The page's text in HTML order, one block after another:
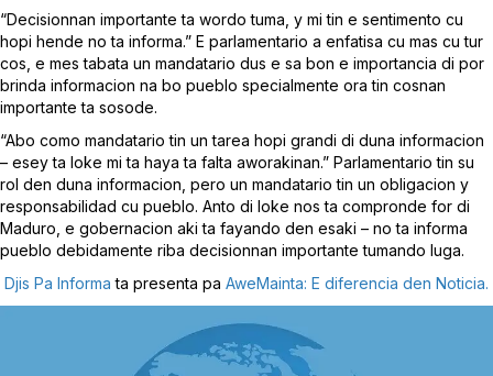
“Decisionnan importante ta wordo tuma, y mi tin e sentimento cu
hopi hende no ta informa.” E parlamentario a enfatisa cu mas cu tur
cos, e mes tabata un mandatario dus e sa bon e importancia di por
brinda informacion na bo pueblo specialmente ora tin cosnan
importante ta sosode.
“Abo como mandatario tin un tarea hopi grandi di duna informacion
– esey ta loke mi ta haya ta falta aworakinan.” Parlamentario tin su
rol den duna informacion, pero un mandatario tin un obligacion y
responsabilidad cu pueblo. Anto di loke nos ta compronde for di
Maduro, e gobernacion aki ta fayando den esaki – no ta informa
pueblo debidamente riba decisionnan importante tumando luga.
Djis Pa Informata presenta pa AweMainta: E diferencia den Noticia.